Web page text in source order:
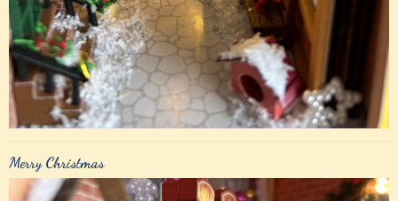
Merry Christmas